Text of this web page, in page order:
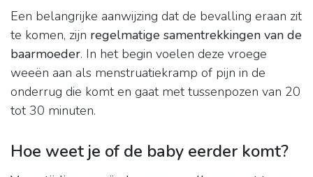
Een belangrijke aanwijzing dat de bevalling eraan zit
te komen, zijn regelmatige samentrekkingen van de
baarmoeder. In het begin voelen deze vroege
weeën aan als menstruatiekramp of pijn in de
onderrug die komt en gaat met tussenpozen van 20
tot 30 minuten.
Hoe weet je of de baby eerder komt?